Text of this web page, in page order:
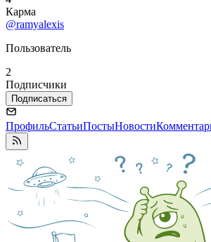
Карма
@ramyalexis
Пользователь
2
Подписчики
Подписаться
ПрофильСтатьиПостыНовости